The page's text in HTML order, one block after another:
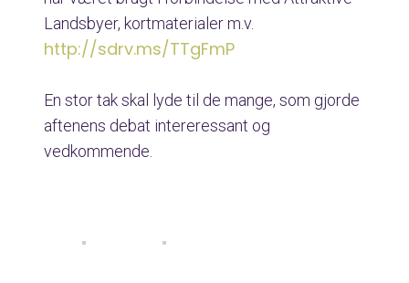
Landsbyer, kortmaterialer m.v.
http://sdrv.ms/TTgFmP
En stor tak skal lyde til de mange, som gjorde
aftenens debat intereressant og
vedkommende.